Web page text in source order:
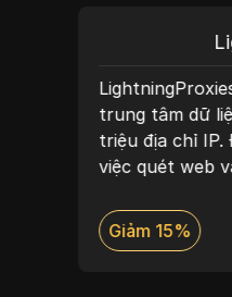
trung tâm dữ
triệu địa chỉ
việc quét web
kết nối tốc độ
Giảm 15%